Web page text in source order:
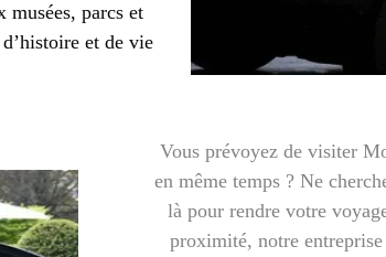
musées, parcs et
et de vie
Vous prévoyez de visiter
en même temps ? Ne
là pour rendre votre
proximité, notre